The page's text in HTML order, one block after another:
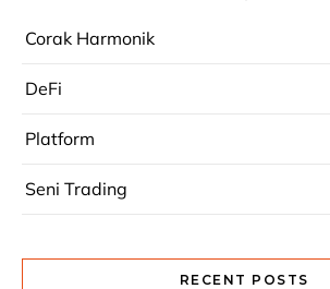
Corak Harmonik
DeFi
Platform
Seni Trading
RECENT POSTS